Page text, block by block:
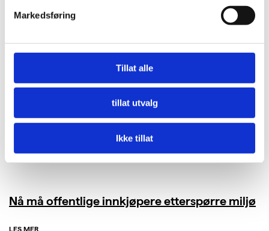
Markedsføring
Tillat alle
tillat utvalg
Ikke tillat
Nå må offentlige innkjøpere etterspørre miljø
LES MER